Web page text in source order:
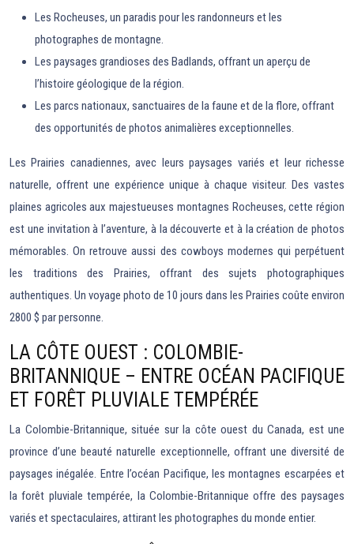
Les Rocheuses, un paradis pour les randonneurs et les
photographes de montagne.
Les paysages grandioses des Badlands, offrant un aperçu de
l’histoire géologique de la région.
Les parcs nationaux, sanctuaires de la faune et de la flore, offrant
des opportunités de photos animalières exceptionnelles.
Les Prairies canadiennes, avec leurs paysages variés et leur richesse
naturelle, offrent une expérience unique à chaque visiteur. Des vastes
plaines agricoles aux majestueuses montagnes Rocheuses, cette région
est une invitation à l’aventure, à la découverte et à la création de photos
mémorables. On retrouve aussi des cowboys modernes qui perpétuent
les traditions des Prairies, offrant des sujets photographiques
authentiques. Un voyage photo de 10 jours dans les Prairies coûte environ
2800 $ par personne.
LA CÔTE OUEST : COLOMBIE-
BRITANNIQUE – ENTRE OCÉAN PACIFIQUE
ET FORÊT PLUVIALE TEMPÉRÉE
La Colombie-Britannique, située sur la côte ouest du Canada, est une
province d’une beauté naturelle exceptionnelle, offrant une diversité de
paysages inégalée. Entre l’océan Pacifique, les montagnes escarpées et
la forêt pluviale tempérée, la Colombie-Britannique offre des paysages
variés et spectaculaires, attirant les photographes du monde entier.